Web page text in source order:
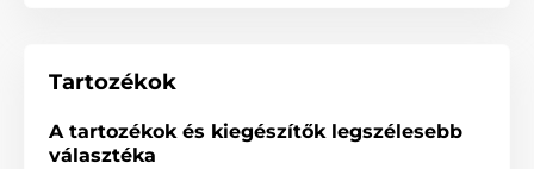
Tartozékok
A tartozékok és kiegészítők legszélesebb
választéka